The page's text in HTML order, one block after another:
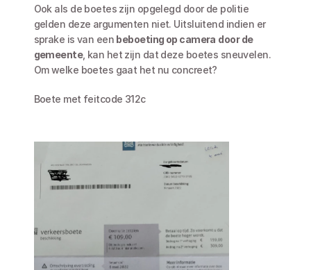
Ook als de boetes zijn opgelegd door de politie
gelden deze argumenten niet. Uitsluitend indien er
sprake is van een beboeting op camera door de
gemeente, kan het zijn dat deze boetes sneuvelen.
Om welke boetes gaat het nu concreet?
Boete met feitcode 312c